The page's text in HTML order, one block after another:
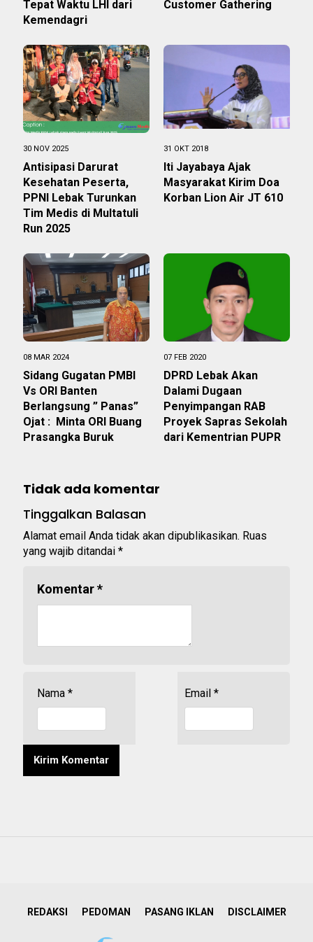
Tepat Waktu LHI dari
Kemendagri
Customer Gathering
30 NOV 2025
Antisipasi Darurat
Kesehatan Peserta,
PPNI Lebak Turunkan
Tim Medis di Multatuli
Run 2025
31 OKT 2018
Iti Jayabaya Ajak
Masyarakat Kirim Doa
Korban Lion Air JT 610
08 MAR 2024
Sidang Gugatan PMBI
Vs ORI Banten
Berlangsung ” Panas”
Ojat : Minta ORI Buang
Prasangka Buruk
07 FEB 2020
DPRD Lebak Akan
Dalami Dugaan
Penyimpangan RAB
Proyek Sapras Sekolah
dari Kementrian PUPR
Tidak ada komentar
Tinggalkan Balasan
Alamat email Anda tidak akan dipublikasikan. Ruas
yang wajib ditandai *
Komentar*
Nama * Email *
REDAKSI PEDOMAN PASANG IKLAN DISCLAIMER